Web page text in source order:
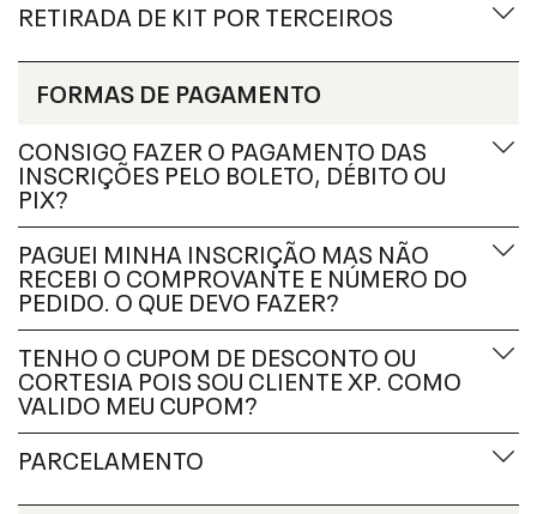
RETIRADA DE KIT POR TERCEIROS
FORMAS DE PAGAMENTO
CONSIGO FAZER O PAGAMENTO DAS
INSCRIÇÕES PELO BOLETO, DÉBITO OU
PIX?
PAGUEI MINHA INSCRIÇÃO MAS NÃO
RECEBI O COMPROVANTE E NÚMERO DO
PEDIDO. O QUE DEVO FAZER?
TENHO O CUPOM DE DESCONTO OU
CORTESIA POIS SOU CLIENTE XP. COMO
VALIDO MEU CUPOM?
PARCELAMENTO